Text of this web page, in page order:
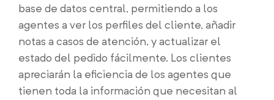
base de datos central, permitiendo a los
agentes a ver los perfiles del cliente, añadir
notas a casos de atención, y actualizar el
estado del pedido fácilmente. Los clientes
apreciarán la eficiencia de los agentes que
tienen toda la información que necesitan al